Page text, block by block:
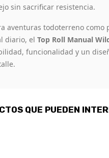
sin sacrificar resistencia.
aventuras todoterreno como
diario, el Top Roll Manual
funcionalidad y un
QUE PUEDEN